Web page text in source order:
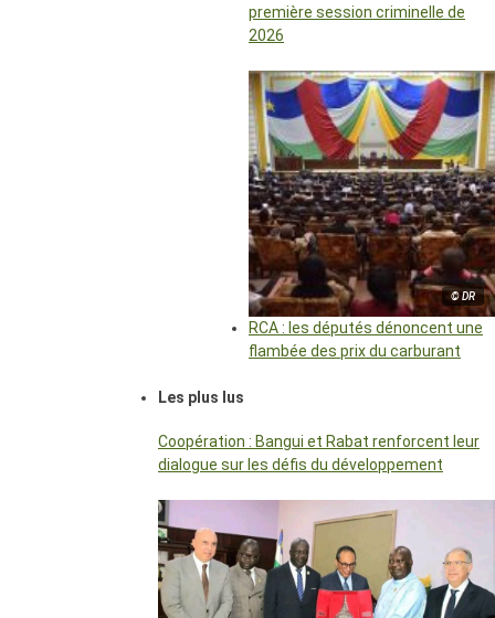
première session criminelle de
2026
© DR
RCA : les députés dénoncent une
flambée des prix du carburant
Les plus lus
Coopération : Bangui et Rabat renforcent leur
dialogue sur les défis du développement